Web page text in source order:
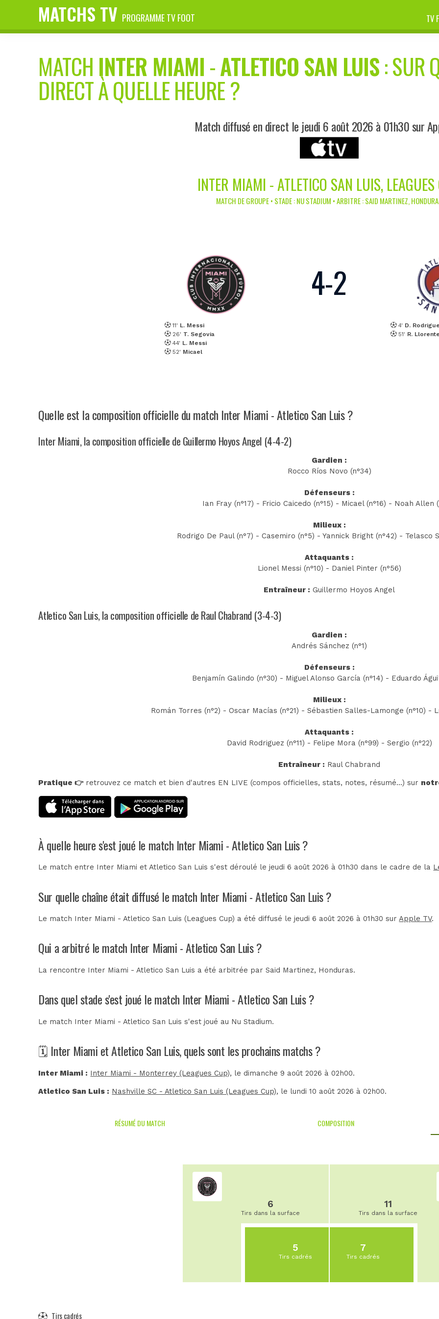
MATCHS TV PROGRAMME TV FOOT TV
MATCH INTER MIAMI-ATLETICO SAN LUIS: SUR
DIRECT À QUELLE HEURE ?
Match diffusé en direct le jeudi 6 août 2026 à 01h30 sur
INTER MIAMI - ATLETICO SAN LUIS,
MATCH DE GROUPE • STADE : NU STADIUM • ARBITRE : SAID MARTINEZ,
11' L. Messi
26' T. Segovia
44' L. Messi
52' Micael
4-2
4' D.
51' R.
Quelle est la composition officielle du match Inter Miami - Atletico San Luis ?
Inter Miami, la composition officielle de Guillermo Hoyos Angel (4-4-2)
Gardien :
Rocco Ríos Novo (n°34)
Défenseurs :
Ian Fray (n°17) - Fricio Caicedo (n°15) - Micael (n°16) - Noah Allen
Milieux :
Rodrigo De Paul (n°7) - Casemiro (n°5) - Yannick Bright (n°42) - Telasco
Attaquants :
Lionel Messi (n°10) - Daniel Pinter (n°56)
Entraîneur : Guillermo Hoyos Angel
Atletico San Luis, la composition officielle de Raul Chabrand (3-4-3)
Gardien :
Andrés Sánchez (n°1)
Défenseurs :
Benjamín Galindo (n°30) - Miguel Alonso García (n°14) - Eduardo
Milieux :
Román Torres (n°2) - Oscar Macías (n°21) - Sébastien Salles-Lamonge (n°10) -
Attaquants :
David Rodriguez (n°11) - Felipe Mora (n°99) - Sergio (n°22)
Entraîneur : Raul Chabrand
Pratique 👉retrouvez ce match et bien d'autres EN LIVE (compos officielles, stats, notes, résumé...) sur
À quelle heure s'est joué le match Inter Miami - Atletico San Luis ?
Le match entre Inter Miami et Atletico San Luis s'est déroulé le jeudi 6 août 2026 à 01h30 dans le cadre de la
Sur quelle chaîne était diffusé le match Inter Miami - Atletico San Luis ?
Le match Inter Miami - Atletico San Luis (Leagues Cup) a été diffusé le jeudi 6 août 2026 à 01h30 surApple TV.
Qui a arbitré le match Inter Miami - Atletico San Luis ?
La rencontre Inter Miami - Atletico San Luis a été arbitrée parSaid Martinez, Honduras.
Dans quel stade s'est joué le match Inter Miami - Atletico San Luis ?
Le match Inter Miami - Atletico San Luis s'est joué au Nu Stadium.
🗓️ Inter Miami et Atletico San Luis, quels sont les prochains matchs ?
Inter Miami : Inter Miami - Monterrey (Leagues Cup), le dimanche 9 août 2026 à 02h00.
Atletico San Luis : Nashville SC - Atletico San Luis (Leagues Cup), le lundi 10 août 2026 à 02h00.
RÉSUMÉ DU MATCH COMPOSITION
6
Tirs dans la surface
5
Tirs cadrés
11
Tirs dans la surface
7
Tirs cadrés
Tirs cadrés